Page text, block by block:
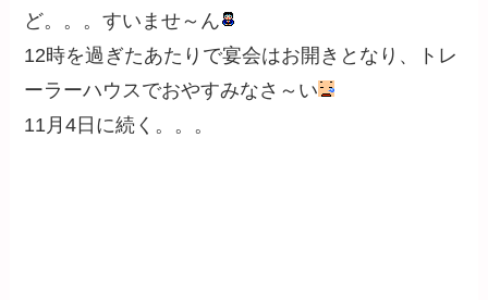
ど。。。すいませ～ん
12時を過ぎたあたりで宴会はお開きとなり、トレ
ーラーハウスでおやすみなさ～い
11月4日に続く。。。